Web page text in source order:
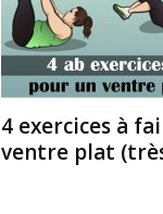
4 exercices à
ventre plat